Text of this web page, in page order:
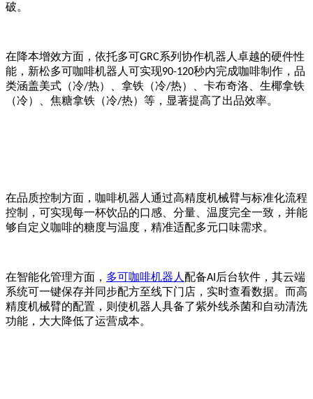
破。
在降本增效方面，依托多可GRC系列协作机器人卓越的硬件性
能，新松多可咖啡机器人可实现90-120秒内完成咖啡制作，品
类涵盖美式（冷/热）、拿铁（冷/热）、卡布奇洛、生椰拿铁
（冷）、焦糖拿铁（冷/热）等，显著提高了出品效率。
在品质控制方面，咖啡机器人通过高精度机械臂与标准化流程
控制，可实现每一杯饮品的口感、分量、温度完全一致，并能
够自定义咖啡的糖度与温度，精准适配多元口味需求。
在智能化管理方面， 多可咖啡机器人 配备AI 后台软件，其云端
系统可一键保存并同步配方至线下门店，实时查看数据。 而高
精度机械臂的配置，则使机器人具备了紫外线杀菌和自动清洗
功能，大大降低了运营成本。